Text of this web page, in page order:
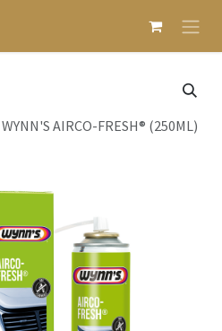
WYNN'S AIRCO-FRESH® (250ML)